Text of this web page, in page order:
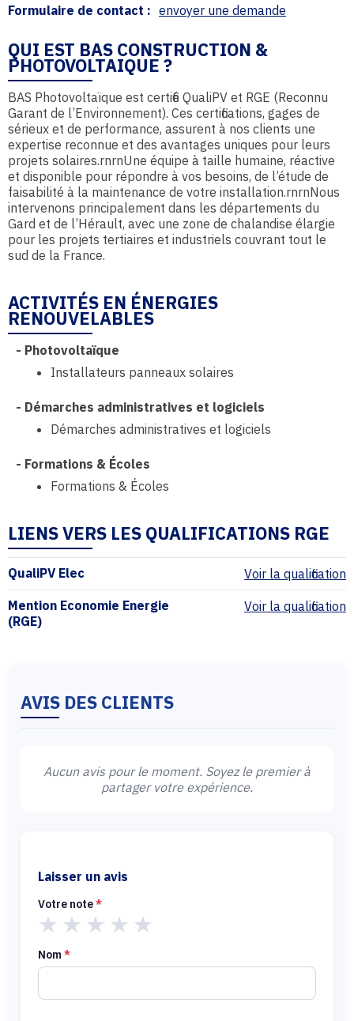
Formulaire de contact : envoyer une demande
QUI EST BAS CONSTRUCTION &
PHOTOVOLTAIQUE ?
BAS Photovoltaïque est certifié QualiPV et RGE (Reconnu
Garant de l’Environnement). Ces certifications, gages de
sérieux et de performance, assurent à nos clients une
expertise reconnue et des avantages uniques pour leurs
projets solaires.rnrnUne équipe à taille humaine, réactive
et disponible pour répondre à vos besoins, de l’étude de
faisabilité à la maintenance de votre installation.rnrnNous
intervenons principalement dans les départements du
Gard et de l’Hérault, avec une zone de chalandise élargie
pour les projets tertiaires et industriels couvrant tout le
sud de la France.
ACTIVITÉS EN ÉNERGIES
RENOUVELABLES
- Photovoltaïque
Installateurs panneaux solaires
- Démarches administratives et logiciels
Démarches administratives et logiciels
- Formations & Écoles
Formations & Écoles
LIENS VERS LES QUALIFICATIONS RGE
QualiPV Elec
Voir la qualification
Mention Economie Energie
(RGE)
Voir la qualification
AVIS DES CLIENTS
Aucun avis pour le moment. Soyez le premier à
partager votre expérience.
Laisser un avis
Votre note*
★ ★ ★ ★ ★
Nom*